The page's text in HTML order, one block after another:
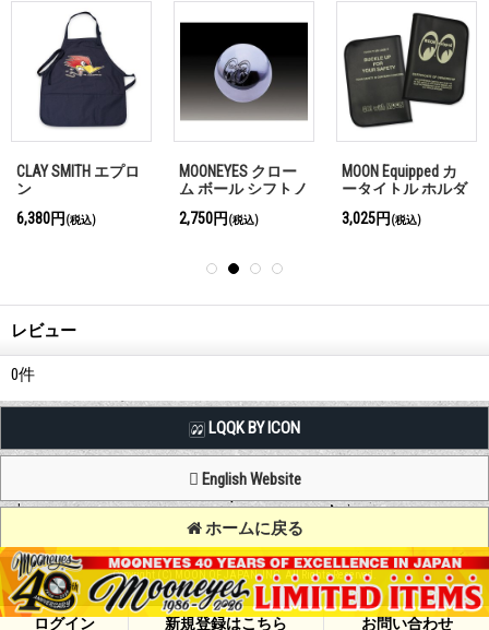
ログイン 新規登録はこちら お問い合わせ
CLAY SMITH エプロ
ン
6,380円 (税込)
MOONEYES クロー
ム ボール シフトノ
2,750円 (税込)
MOON Equipped カ
ータイトル ホルダ
3,025円 (税込)
レビュー
0件
LQQK BY ICON
English Website
ホームに戻る
Copyright (C) MOON OF JAPAN, INC. All Rights Reserved.